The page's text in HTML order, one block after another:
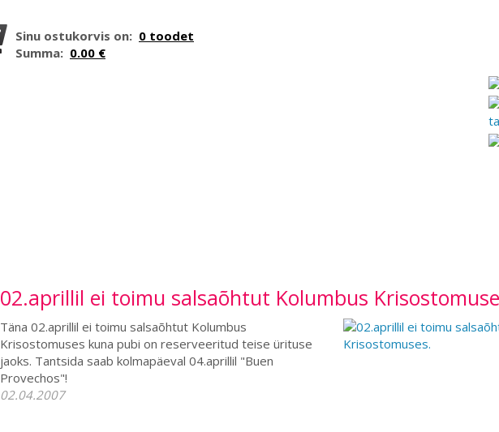
Sinu ostukorvis on: 0 toodet
Summa: 0.00 €
02.aprillil ei toimu salsaõhtut Kolumbus
Täna 02.aprillil ei toimu salsaõhtut Kolumbus
Krisostomuses kuna pubi on reserveeritud teise ürituse
jaoks. Tantsida saab kolmapäeval 04.aprillil "Buen
Provechos"!
02.04.2007